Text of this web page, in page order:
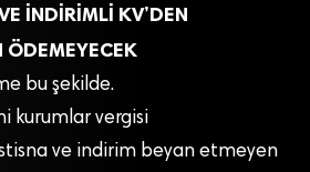
İNDİRİMLİ KV’DEN
ÖDEMEYECEK
bu şekilde.
kurumlar vergisi
ve indirim beyan etmeyen